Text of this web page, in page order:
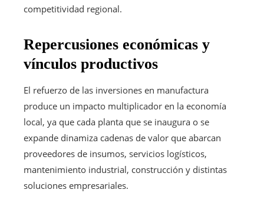
competitividad regional.
Repercusiones económicas y
vínculos productivos
El refuerzo de las inversiones en manufactura
produce un impacto multiplicador en la economía
local, ya que cada planta que se inaugura o se
expande dinamiza cadenas de valor que abarcan
proveedores de insumos, servicios logísticos,
mantenimiento industrial, construcción y distintas
soluciones empresariales.